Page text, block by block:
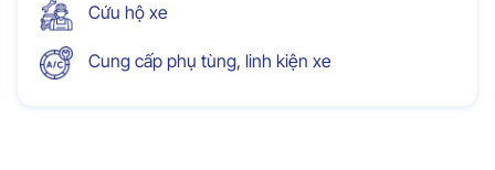
Cứu hộ xe
Cung cấp phụ tùng, linh kiện xe